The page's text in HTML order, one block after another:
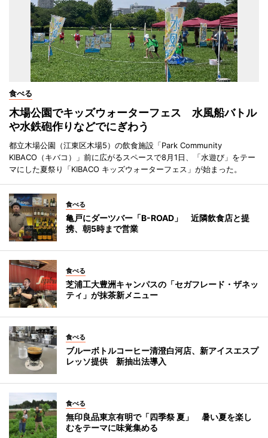
食べる
木場公園でキッズウォーターフェス 水風船バトル
や水鉄砲作りなどでにぎわう
都立木場公園（江東区木場5）の飲食施設「Park Community
KIBACO（キバコ）」前に広がるスペースで8月1日、「水遊び」をテー
マにした夏祭り「KIBACO キッズウォーターフェス」が始まった。
食べる
亀戸にダーツバー「B-ROAD」 近隣飲食店と提
携、朝5時まで営業
食べる
芝浦工大豊洲キャンパスの「セガフレード・ザネッ
ティ」が抹茶新メニュー
食べる
ブルーボトルコーヒー清澄白河店、新アイスエスプ
レッソ提供 新抽出法導入
食べる
無印良品東京有明で「四季祭 夏」 暑い夏を楽し
むをテーマに味覚集める